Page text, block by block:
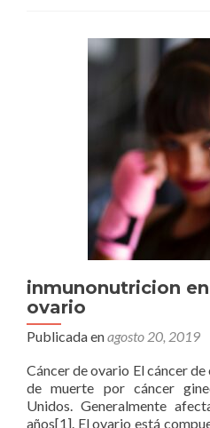
inmunonutricion
ovario
Publicada enagosto 20, 2019
Cáncer de ovario El cáncer
de muerte por cáncer
Unidos. Generalmente
años[1]. El ovario está